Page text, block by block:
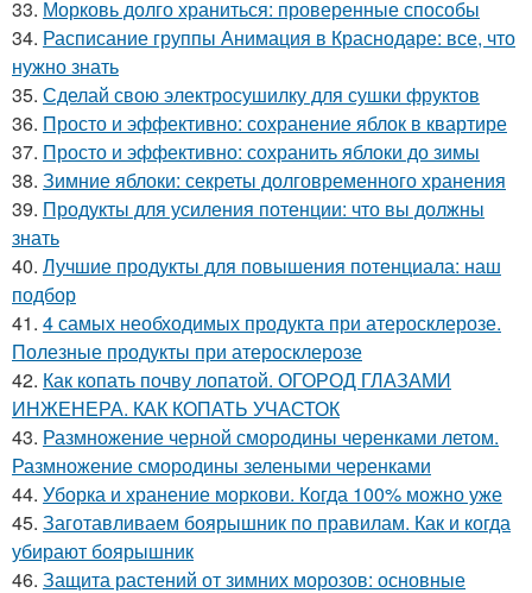
33. Морковь долго храниться: проверенные способы
34. Расписание группы Анимация в Краснодаре: все, что
нужно знать
35. Сделай свою электросушилку для сушки фруктов
36. Просто и эффективно: сохранение яблок в квартире
37. Просто и эффективно: сохранить яблоки до зимы
38. Зимние яблоки: секреты долговременного хранения
39. Продукты для усиления потенции: что вы должны
знать
40. Лучшие продукты для повышения потенциала: наш
подбор
41. 4 самых необходимых продукта при атеросклерозе.
Полезные продукты при атеросклерозе
42. Как копать почву лопатой. ОГОРОД ГЛАЗАМИ
ИНЖЕНЕРА. КАК КОПАТЬ УЧАСТОК
43. Размножение черной смородины черенками летом.
Размножение смородины зелеными черенками
44. Уборка и хранение моркови. Когда 100% можно уже
45. Заготавливаем боярышник по правилам. Как и когда
убирают боярышник
46. Защита растений от зимних морозов: основные